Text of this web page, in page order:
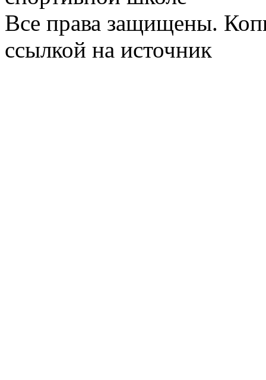
Все права защищены.
ссылкой на источник